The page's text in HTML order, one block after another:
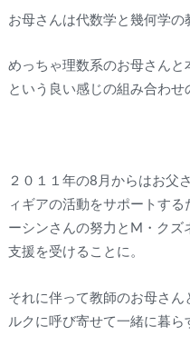
お母さんは代数学と幾何学の
めっちゃ理数系のお母さん
という良い感じの組み合わせ
２０１１年の8月からはお父
ィギアの活動をサポートす
ーシンさんの努力とM・クズ
支援を受けることに。
それに伴って教師のお母さ
ルクに呼び寄せて一緒に暮ら